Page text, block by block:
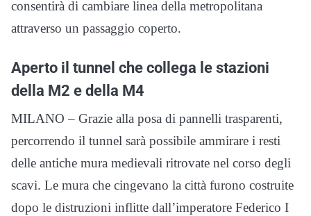
consentirà di cambiare linea della metropolitana
attraverso un passaggio coperto.
Aperto il tunnel che collega le stazioni
della M2 e della M4
MILANO – Grazie alla posa di pannelli trasparenti,
percorrendo il tunnel sarà possibile ammirare i resti
delle antiche mura medievali ritrovate nel corso degli
scavi. Le mura che cingevano la città furono costruite
dopo le distruzioni inflitte dall’imperatore Federico I